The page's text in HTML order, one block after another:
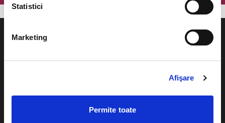
Statistici
Marketing
Afişare
Permite toate
Cum comand bilete?